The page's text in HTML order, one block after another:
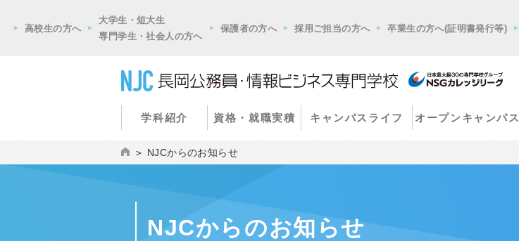
高校生の方へ
大学生・短大生
専門学生・社会人の方へ
保護者の方へ 採用ご担当の方へ 卒業生の方へ(証明書発行等)
学科紹介 資格・就職実積 キャンパスライフ オープンキャンパス
NJCからのお知らせ
NJCからのお知らせ